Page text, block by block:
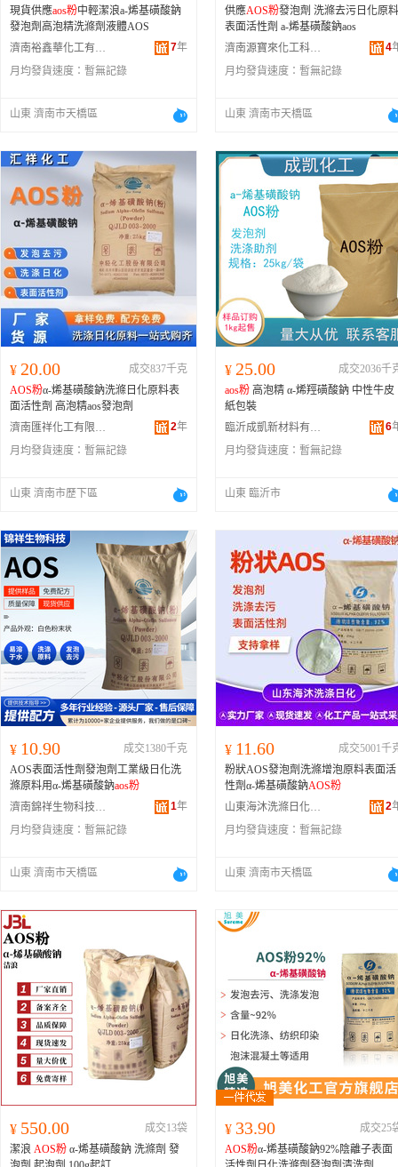
現貨供應aos粉中輕潔浪a-烯基磺酸鈉
發泡劑高泡精洗滌劑液體AOS
濟南裕鑫華化工有限公司
7年
月均發貨速度： 暫無記錄
山東 濟南市天橋區
供應AOS粉發泡劑 洗滌去污日化原料
表面活性劑 a-烯基磺酸鈉aos
濟南源寶來化工科技有限公司
4
月均發貨速度： 暫無記錄
山東 濟南市天橋區
¥ 20.00
成交837千克
AOS粉α-烯基磺酸鈉洗滌日化原料表
面活性劑 高泡精aos發泡劑
濟南匯祥化工有限公司
2年
月均發貨速度： 暫無記錄
山東 濟南市歷下區
¥ 25.00
成交2036千
aos粉 高泡精 α-烯羥磺酸鈉 中性牛皮
紙包裝
臨沂成凱新材料有限公司
6
月均發貨速度： 暫無記錄
山東 臨沂市
¥ 10.90
成交1380千克
AOS表面活性劑發泡劑工業級日化洗
滌原料用α-烯基磺酸鈉aos粉
濟南錦祥生物科技有限公司
1年
月均發貨速度： 暫無記錄
山東 濟南市天橋區
¥ 11.60
成交5001千
粉狀AOS發泡劑洗滌增泡原料表面活
性劑α-烯基磺酸鈉AOS粉
山東海沐洗滌日化有限公司
2
月均發貨速度： 暫無記錄
山東 濟南市天橋區
¥ 550.00
成交13袋
潔浪 AOS粉 α-烯基磺酸鈉 洗滌劑 發
¥ 33.90
成交25
AOS粉α-烯基磺酸鈉92%陰離子表面